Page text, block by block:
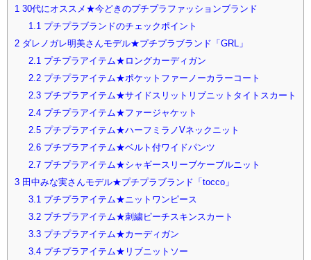
1 30代にオススメ★今どきのプチプラファッションブランド
1.1プチプラブランドのチェックポイント
2 ダレノガレ明美さんモデル★プチプラブランド「GRL」
2.1プチプラアイテム★ロングカーディガン
2.2プチプラアイテム★ポケットファーノーカラーコート
2.3プチプラアイテム★サイドスリットリブニットタイトスカート
2.4プチプラアイテム★ファージャケット
2.5プチプラアイテム★ハーフミラノVネックニット
2.6プチプラアイテム★ベルト付ワイドパンツ
2.7プチプラアイテム★シャギースリーブケーブルニット
3 田中みな実さんモデル★プチプラブランド「tocco」
3.1プチプラアイテム★ニットワンピース
3.2プチプラアイテム★刺繍ピーチスキンスカート
3.3プチプラアイテム★カーディガン
3.4プチプラアイテム★リブニットソー